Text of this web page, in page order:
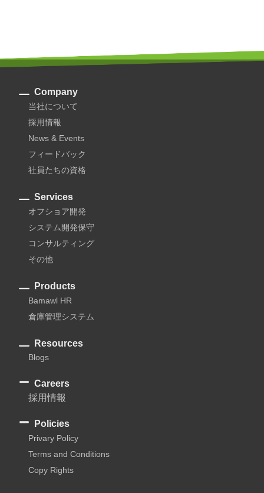
Company
当社について
採用情報
News & Events
フィードバック
社員たちの資格
Services
オフショア開発
システム開発保守
コンサルティング
その他
Products
Bamawl HR
倉庫管理システム
Resources
Blogs
Careers
採用情報
Policies
Privary Policy
Terms and Conditions
Copy Rights